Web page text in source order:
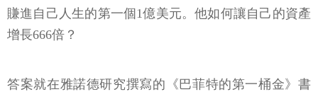
賺進自己人生的第一個1億美元。他如何讓自己的資產
增長666倍？
答案就在雅諾德研究撰寫的《巴菲特的第一桶金》書